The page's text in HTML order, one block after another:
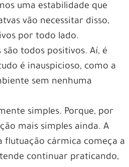
uma estabilidade que
vão necessitar disso,
por todo lado.
todos positivos. Aí, é
é inauspicioso, como a
sem nenhuma
simples. Porque, por
mais simples ainda. A
flutuação cármica começa a
continuar praticando,